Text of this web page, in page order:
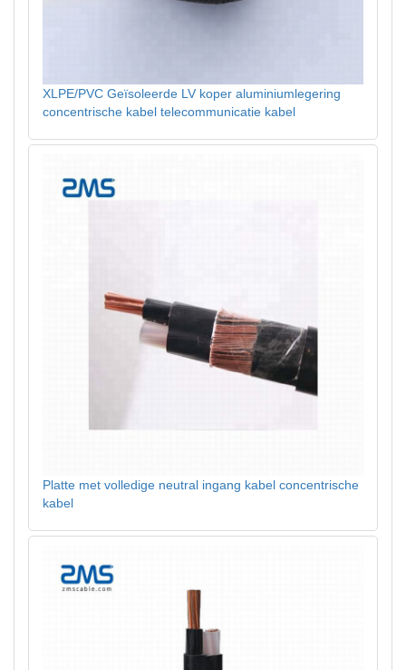
XLPE/PVC Geïsoleerde LV koper aluminiumlegering
concentrische kabel telecommunicatie kabel
Platte met volledige neutral ingang kabel concentrische
kabel